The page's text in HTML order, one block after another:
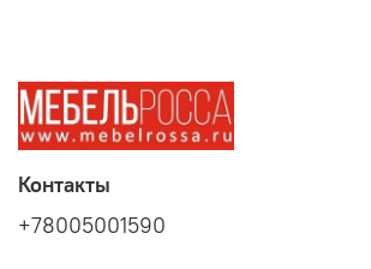
Контакты
+78005001590